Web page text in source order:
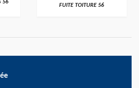
56
FUITE TOITURE 56